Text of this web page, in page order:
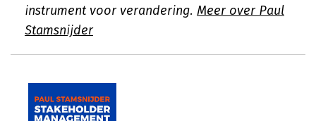
instrument voor verandering. Meer over Paul
Stamsnijder